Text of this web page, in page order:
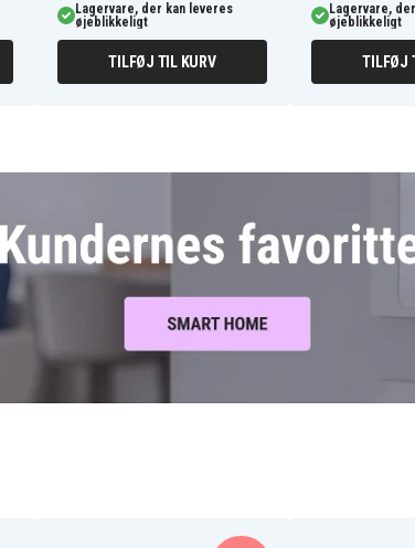
Lagervare, der kan leveres
øjeblikkeligt
TILFØJ TIL KURV
Lagervare,
øjeblikkeligt
TILFØJ